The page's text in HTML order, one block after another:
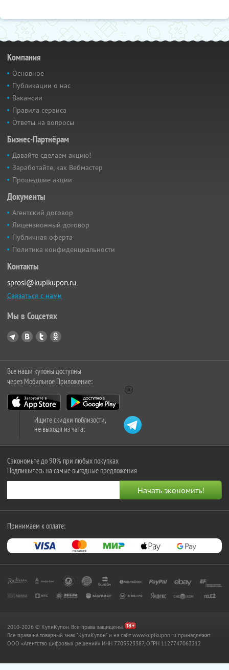
Компания
Основное
Публикации о нас
Вакансии
Правила сервиса
Ответы на вопросы
Бизнес-Партнёрам
Давайте сделаем акцию!
Заработайте, как Вебмастер
Прошедшие акции
Документы
Агентский договор
Лицензионный договор
Публичная оферта
Политика конфиденциальности
Контакты
sprosi@kupikupon.ru
Связаться с нами
Мы в Соцсетях
Все наши купоны доступны
через Мобильное Приложение:
Ищите скидки поблизости,
не выходя из чата:
Сэкономьте до 90% при любых покупках
Подпишитесь на самые выгодные предложения
Принимаем к оплате:
2010-2026 © КупиКупон. Все права защищены.
Все права на товарный знак "КупиКупон" и на сайт www.kupikupon.ru принадлежат
OOO «Агентство цифровых решений» ИНН 7705523387, ОГРН 1127747063212